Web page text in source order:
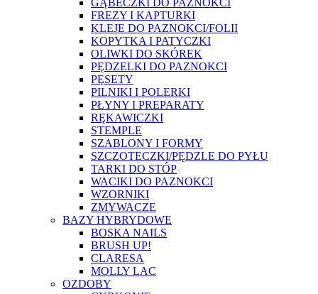
FREZY I KAPTURKI
KLEJE DO PAZNOKCI/FOLII
KOPYTKA I PATYCZKI
OLIWKI DO SKÓREK
PĘDZELKI DO PAZNOKCI
PĘSETY
PILNIKI I POLERKI
PŁYNY I PREPARATY
RĘKAWICZKI
STEMPLE
SZABLONY I FORMY
SZCZOTECZKI/PĘDZLE DO PYŁU
TARKI DO STÓP
WACIKI DO PAZNOKCI
WZORNIKI
ZMYWACZE
BAZY HYBRYDOWE
BOSKA NAILS
BRUSH UP!
CLARESA
MOLLY LAC
OZDOBY